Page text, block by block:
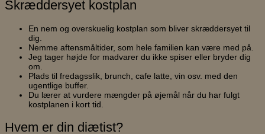
Skræddersyet kostplan
En nem og overskuelig kostplan som bliver skræddersyet til
dig.
Nemme aftensmåltider, som hele familien kan være med på.
Jeg tager højde for madvarer du ikke spiser eller bryder dig
om.
Plads til fredagsslik, brunch, cafe latte, vin osv. med den
ugentlige buffer.
Du lærer at vurdere mængder på øjemål når du har fulgt
kostplanen i kort tid.
Hvem er din diætist?